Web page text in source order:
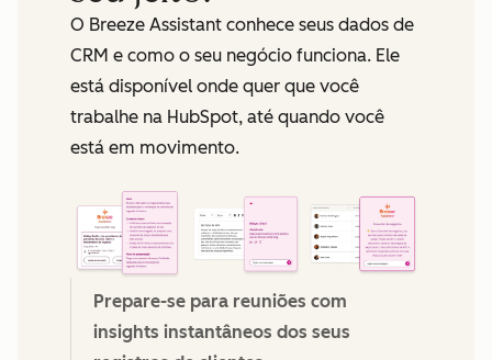
O Breeze Assistant conhece seus dados de
CRM e como o seu negócio funciona. Ele
está disponível onde quer que você
trabalhe na HubSpot, até quando você
está em movimento.
Prepare-se para reuniões com
insights instantâneos dos seus